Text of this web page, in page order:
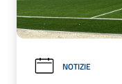
NOTIZIE